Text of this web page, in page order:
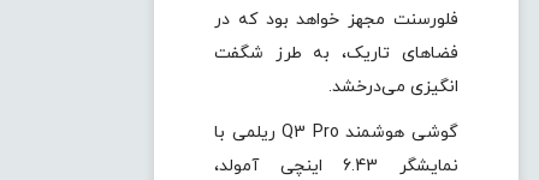
فلورسنت مجهز خواهد بود که در
فضاهای تاریک، به طرز شگفت
انگیزی می‌درخشد.
گوشی هوشمند Q3 Proریلمی با
نمایشگر 6.43 اینچی آمولد،